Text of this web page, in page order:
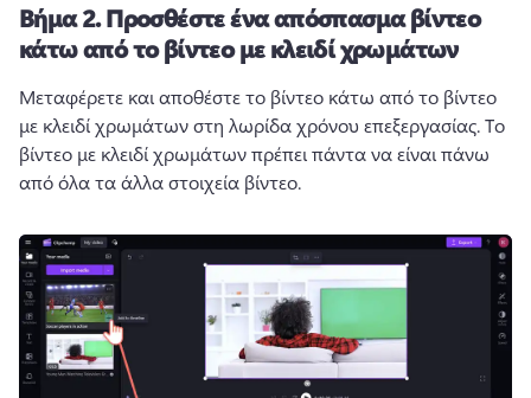
Βήμα 2.Προσθέστε ένα απόσπασμα βίντεο
κάτω από το βίντεο με κλειδί χρωμάτων
Μεταφέρετε και αποθέστε το βίντεο κάτω από το βίντεο
με κλειδί χρωμάτων στη λωρίδα χρόνου επεξεργασίας. Το
βίντεο με κλειδί χρωμάτων πρέπει πάντα να είναι πάνω
από όλα τα άλλα στοιχεία βίντεο.